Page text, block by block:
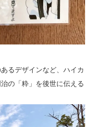
るデザインなど、ハイカ
の「粋」を後世に伝える